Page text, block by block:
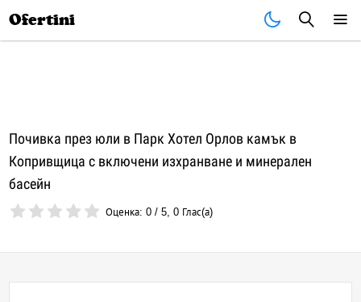
Ofertini
Почивка през юли в Парк Хотел Орлов камък в
Копривщица с включени изхранване и минерален
басейн
Оценка:0 /5,0 Глас(а)